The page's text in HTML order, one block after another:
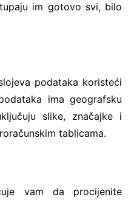
im gotovo svi, bilo
podataka koristeći
ima geografsku
slike, značajke i
tablicama.
vam da procijenite